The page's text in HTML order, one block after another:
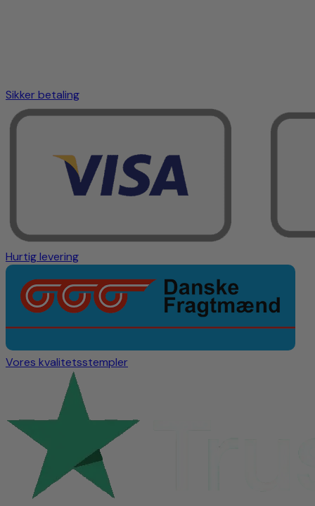
Sikker betaling
Hurtig levering
Vores kvalitetsstempler